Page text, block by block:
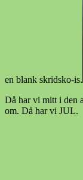
en blank skridsko-is.
Då har vi mitt i den
om. Då har vi JUL.